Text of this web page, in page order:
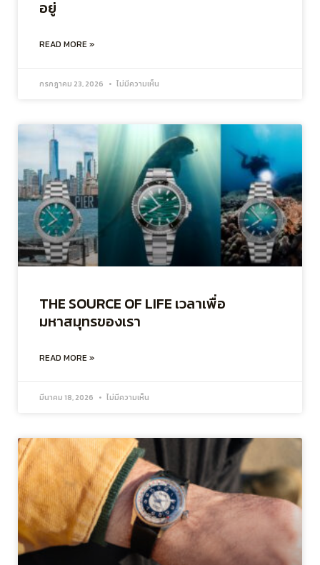
อยู่
READ MORE »
กรกฎาคม 23, 2026 ไม่มีความเห็น
THE SOURCE OF LIFE เวลาเพื่อ
มหาสมุทรของเรา
READ MORE »
มีนาคม 18, 2026 ไม่มีความเห็น